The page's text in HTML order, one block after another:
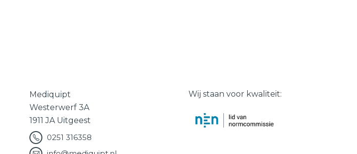
Mediquipt
Westerwerf 3A
1911 JA Uitgeest
0251 316358
Wij staan voor kwaliteit: